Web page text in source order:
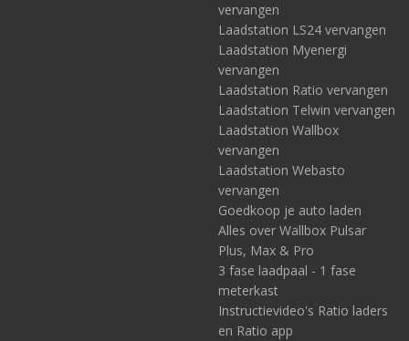
vervangen
Laadstation LS24 vervangen
Laadstation Myenergi
vervangen
Laadstation Ratio vervangen
Laadstation Telwin vervangen
Laadstation Wallbox
vervangen
Laadstation Webasto
vervangen
Goedkoop je auto laden
Alles over Wallbox Pulsar
Plus, Max & Pro
3 fase laadpaal - 1 fase
meterkast
Instructievideo's Ratio laders
en Ratio app